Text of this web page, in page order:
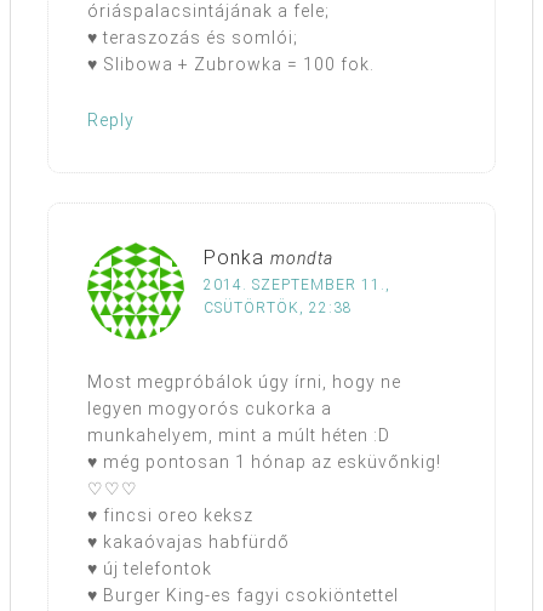
óriáspalacsintájának a fele;
♥ teraszozás és somlói;
♥ Slibowa + Zubrowka = 100 fok.
Reply
Ponka mondta
2014. SZEPTEMBER 11.,
CSÜTÖRTÖK, 22:38
Most megpróbálok úgy írni, hogy ne
legyen mogyorós cukorka a
munkahelyem, mint a múlt héten :D
♥ még pontosan 1 hónap az esküvőnkig!
♡♡♡
♥ fincsi oreo keksz
♥ kakaóvajas habfürdő
♥ új telefontok
♥ Burger King-es fagyi csokiöntettel